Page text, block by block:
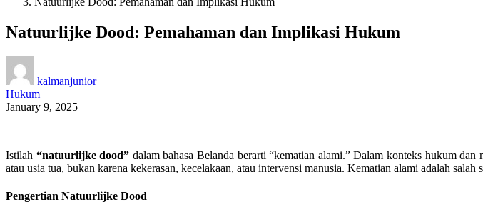
Natuurlijke Dood: Pemahaman dan Implikasi Hukum
kalmanjunior
Hukum
January 9, 2025
Istilah “natuurlijke dood” dalam bahasa Belanda berarti “kematian alami.” Dalam konteks hukum
atau usia tua, bukan karena kekerasan, kecelakaan, atau intervensi manusia. Kematian alami adalah
Pengertian Natuurlijke Dood